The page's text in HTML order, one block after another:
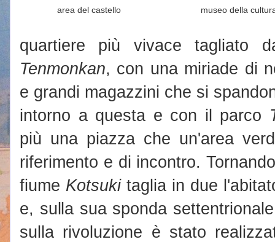
area del castello museo della
quartiere più vivace tagliato
Tenmonkan, con una miriade di
e grandi magazzini che si
intorno a questa e con il parco
più una piazza che un'area
riferimento e di incontro.
fiume Kotsukitaglia in due
e, sulla sua sponda
sulla rivoluzione è stato